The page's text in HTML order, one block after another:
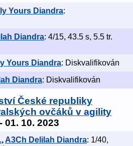
Yours Diandra:
Diandra: 4/15, 43.5 s, 5.5 tr.
Yours Diandra: Diskvalifikován
Diandra: Diskvalifikován
České republiky
ovčáků v agility
01. 10. 2023
,A3Ch Delilah Diandra: 1/40,